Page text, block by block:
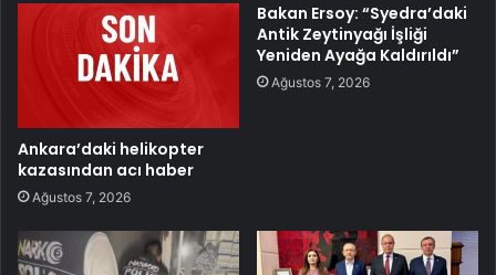
Ankara’daki helikopter
kazasından acı haber
Ağustos 7, 2026
Bakan Ersoy: “Syedra’daki
Antik Zeytinyağı İşliği
Yeniden Ayağa Kaldırıldı”
Ağustos 7, 2026